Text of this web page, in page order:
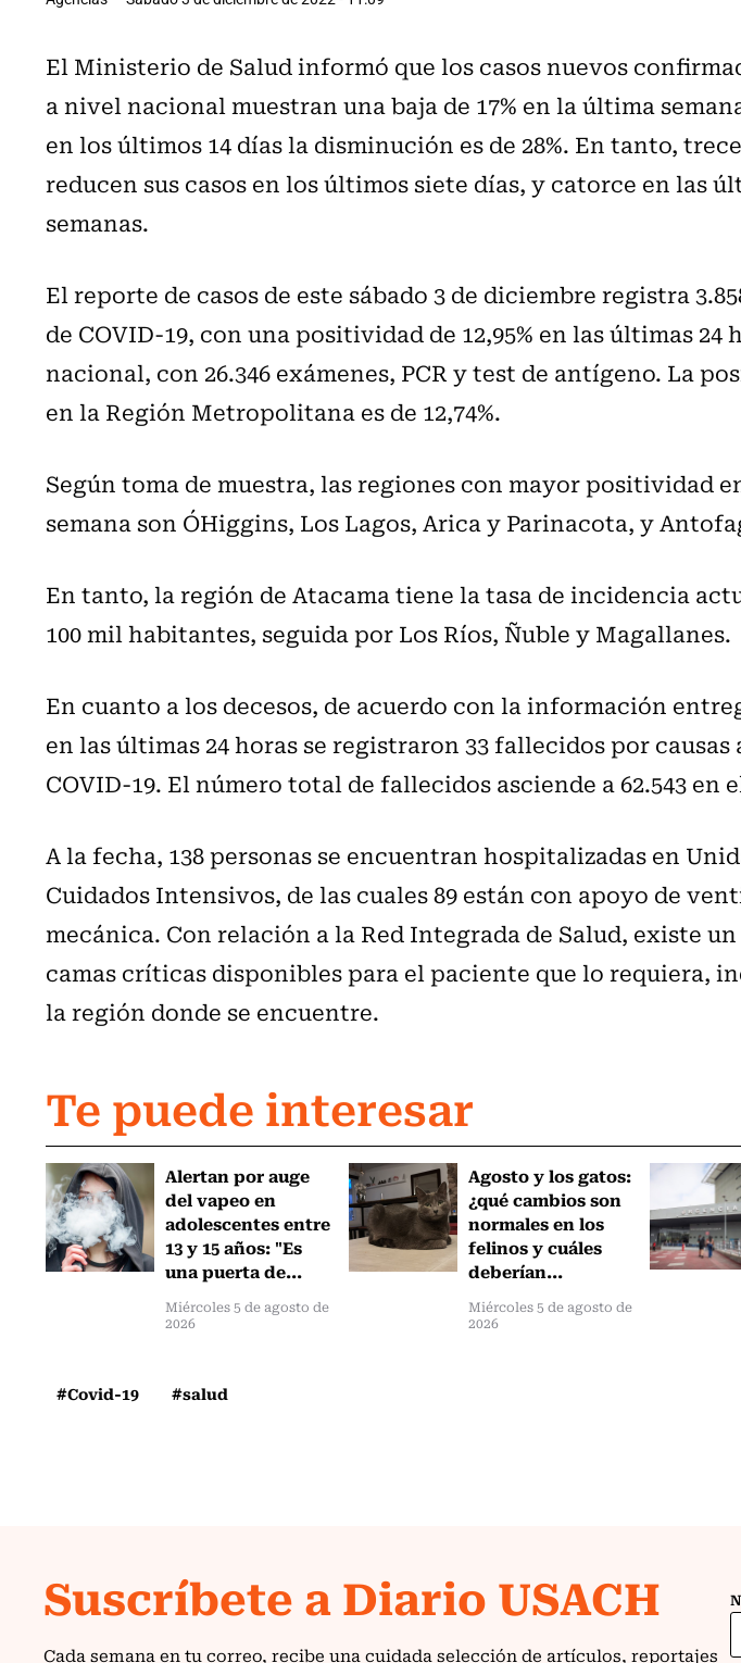
El Ministerio de Salud informó que los casos nuevos
a nivel nacional muestran una baja de 17% en la última
en los últimos 14 días la disminución es de 28%. En tanto,
reducen sus casos en los últimos siete días, y catorce en las
semanas.
El reporte de casos de este sábado 3 de diciembre registra
de COVID-19, con una positividad de 12,95% en las últimas 24
nacional, con 26.346 exámenes, PCR y test de antígeno. La
en la Región Metropolitana es de 12,74%.
Según toma de muestra, las regiones con mayor positividad
semana son O´Higgins, Los Lagos, Arica y Parinacota, y
En tanto, la región de Atacama tiene la tasa de incidencia
100 mil habitantes, seguida por Los Ríos, Ñuble y Magallanes.
En cuanto a los decesos, de acuerdo con la información
en las últimas 24 horas se registraron 33 fallecidos por causas
COVID-19. El número total de fallecidos asciende a 62.543 en
A la fecha, 138 personas se encuentran hospitalizadas en
Cuidados Intensivos, de las cuales 89 están con apoyo de
mecánica. Con relación a la Red Integrada de Salud, existe
camas críticas disponibles para el paciente que lo requiera,
la región donde se encuentre.
Te puede interesar
Alertan por auge
del vapeo en
adolescentes entre
13 y 15 años: "Es
una puerta de...
Miércoles 5 de agosto de
2026
Agosto y los gatos:
¿qué cambios son
normales en los
felinos y cuáles
deberían...
Miércoles 5 de agosto de
2026
#Covid-19 #salud